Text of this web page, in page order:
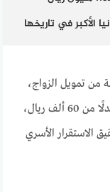
الأكبر في تاريخها
من تمويل الزواج،
حيث رفع سقف التمويل ليصل لـ 72 ألف ريال بدلًا من 60 ألف ريال،
الاستقرار الأسري